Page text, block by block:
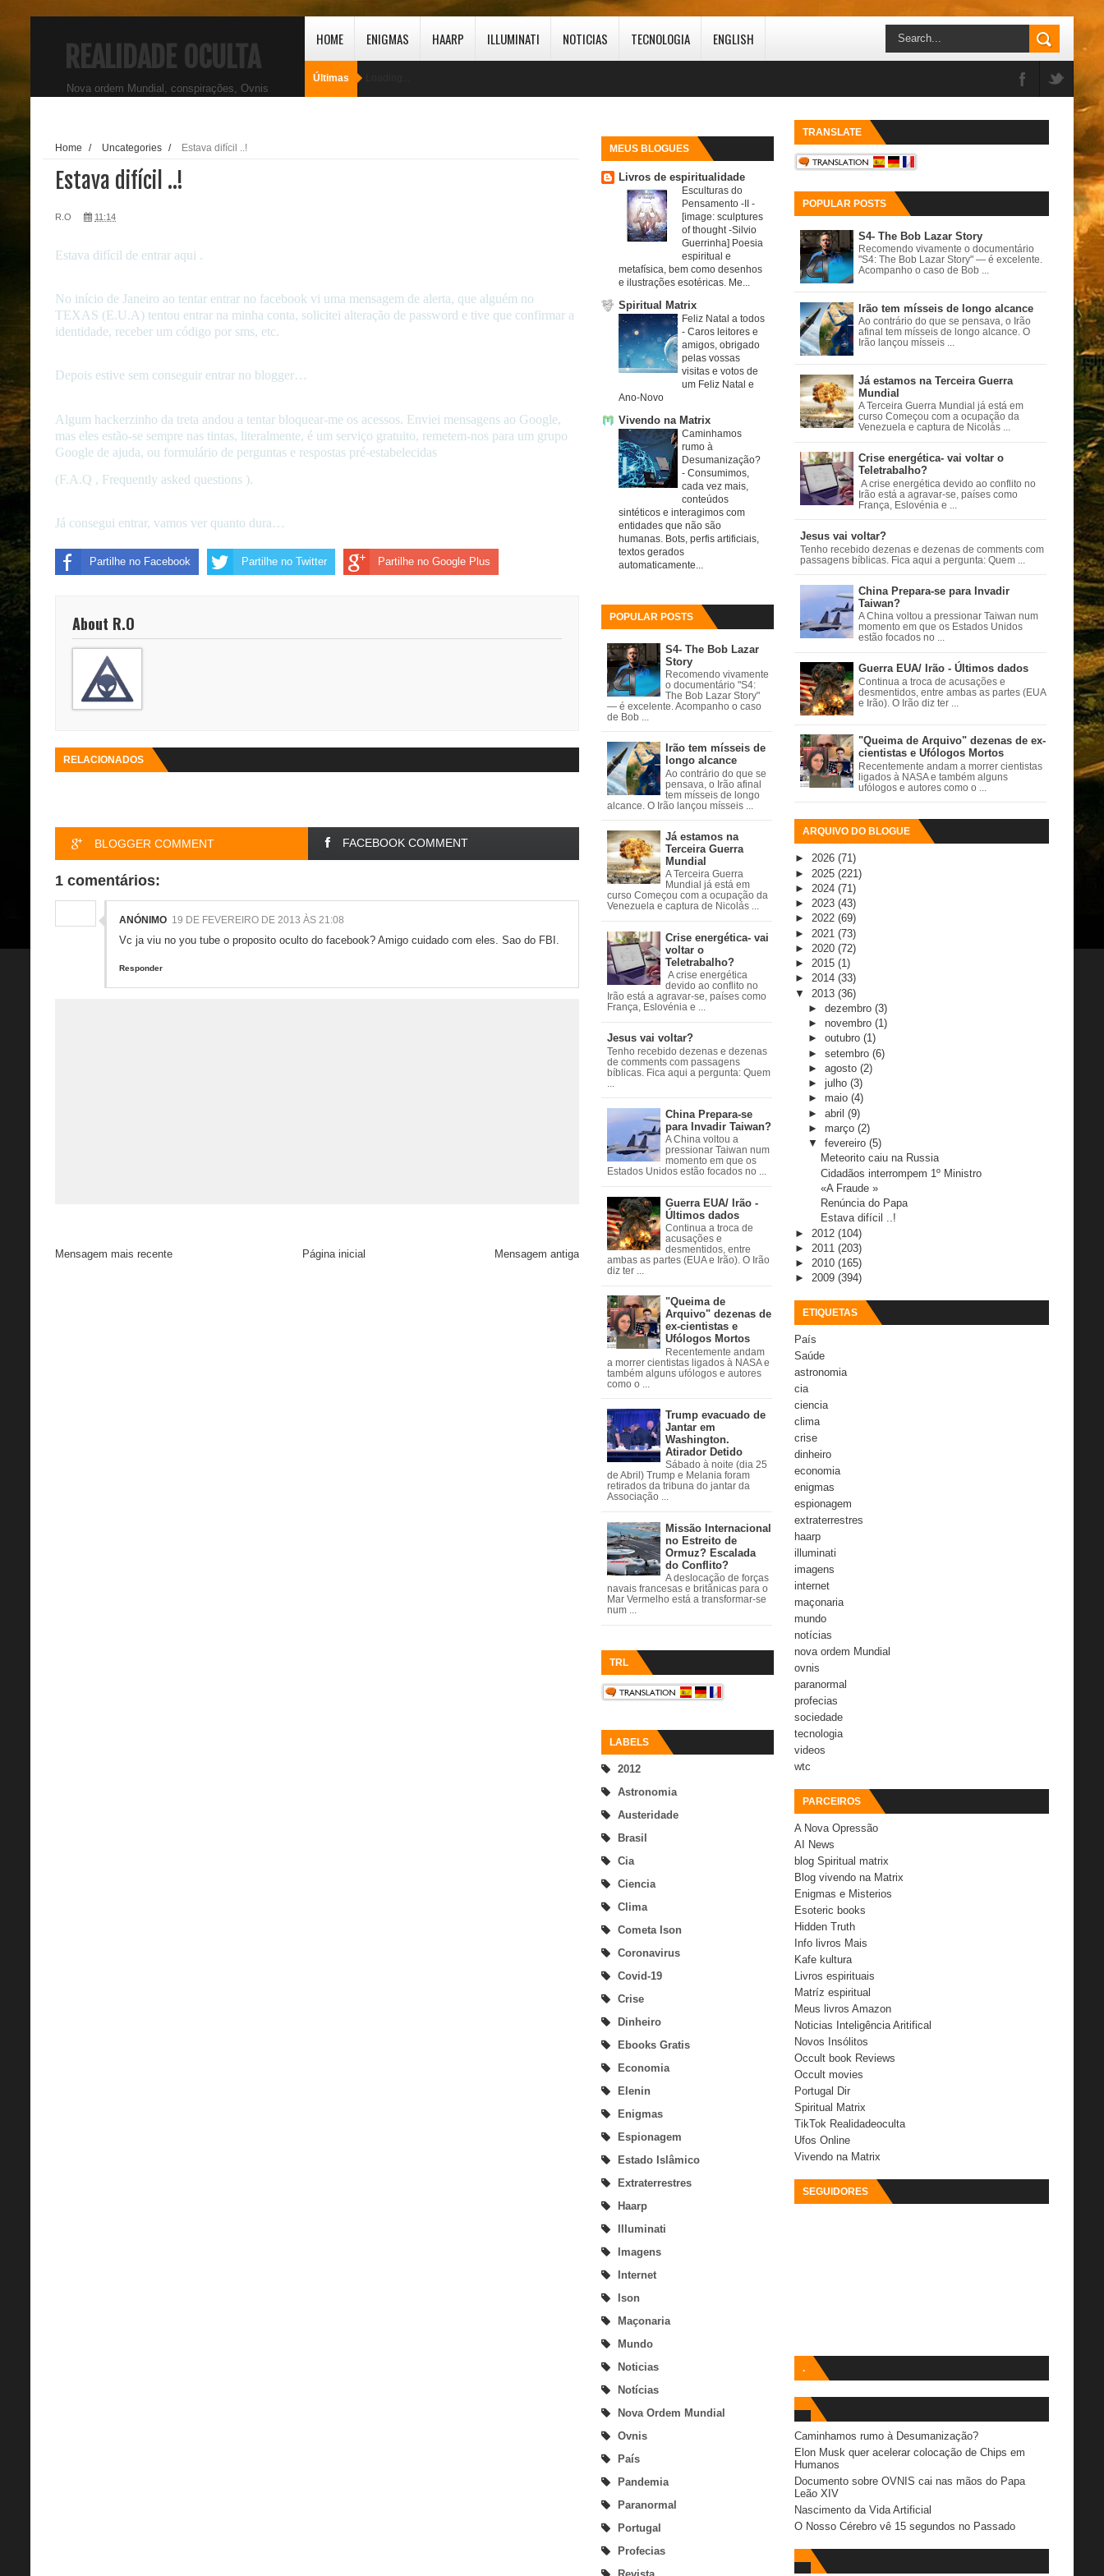
REALIDADE OCULTA
Nova ordem Mundial, conspirações, Ovnis
HOME ENIGMAS HAARP ILLUMINATI NOTICIAS TECNOLOGIA ENGLISH
Últimas
MEUS BLOGUES
Livros de espiritualidade
Esculturas do
Pensamento -II -
[image: sculptures
of thought -Silvio
Guerrinha] Poesia
espiritual e
metafísica, bem como desenhos
e ilustrações esotéricas. Me...
Spiritual Matrix
Feliz Natal a todos
- Caros leitores e
amigos, obrigado
pelas vossas
visitas e votos de
um Feliz Natal e
Ano-Novo
Vivendo na Matrix
Caminhamos
rumo à
Desumanização?
- Consumimos,
cada vez mais,
conteúdos
sintéticos e interagimos com
entidades que não são
humanas. Bots, perfis artificiais,
textos gerados
automaticamente...
POPULAR POSTS
S4- The Bob Lazar
Story
Recomendo vivamente
o documentário "S4:
The Bob Lazar Story"
— é excelente. Acompanho o caso
de Bob ...
Irão tem mísseis de
longo alcance
Ao contrário do que se
pensava, o Irão afinal
tem mísseis de longo
alcance. O Irão lançou mísseis ...
Já estamos na
Terceira Guerra
Mundial
A Terceira Guerra
Mundial já está em
curso Começou com a ocupação da
Venezuela e captura de Nicolás ...
Crise energética- vai
voltar o
Teletrabalho?
A crise energética
devido ao conflito no
Irão está a agravar-se, países como
França, Eslovénia e ...
Jesus vai voltar?
Tenho recebido dezenas e dezenas
de comments com passagens
bíblicas. Fica aqui a pergunta: Quem
China Prepara-se
para Invadir Taiwan?
A China voltou a
pressionar Taiwan num
momento em que os
Estados Unidos estão focados no ...
Guerra EUA/ Irão -
Últimos dados
Continua a troca de
acusações e
desmentidos, entre
ambas as partes (EUA e Irão). O Irão
diz ter ...
"Queima de
Arquivo" dezenas de
ex-cientistas e
Ufólogos Mortos
Recentemente andam
a morrer cientistas ligados à NASA e
também alguns ufólogos e autores
como o ...
Trump evacuado de
Jantar em
Washington.
Atirador Detido
Sábado à noite (dia 25
de Abril) Trump e Melania foram
retirados da tribuna do jantar da
Associação ...
Missão Internacional
no Estreito de
Ormuz? Escalada
do Conflito?
A deslocação de forças
navais francesas e britânicas para o
Mar Vermelho está a transformar-se
num ...
TRL
LABELS
2012
Astronomia
Austeridade
Brasil
Cia
Ciencia
Clima
Cometa Ison
Coronavirus
Covid-19
Crise
Dinheiro
Ebooks Gratis
Economia
Elenin
Enigmas
Espionagem
Estado Islâmico
Extraterrestres
Haarp
Illuminati
Imagens
Internet
Ison
Maçonaria
Mundo
Noticias
Notícias
Nova Ordem Mundial
Ovnis
País
Pandemia
Paranormal
Portugal
Profecias
Home / Uncategories / Estava difícil ..!
Estava difícil ..!
R.O 11:14
Estava difícil de entrar aqui .
No início de Janeiro ao tentar entrar no facebook vi uma mensagem de alerta, que alguém no
TEXAS (E.U.A) tentou entrar na minha conta, solicitei alteração de password e tive que confirmar a
identidade, receber um código por sms, etc.
Depois estive sem conseguir entrar no blogger…
Algum hackerzinho da treta andou a tentar bloquear-me os acessos. Enviei mensagens ao Google,
mas eles estão-se sempre nas tintas, literalmente, é um serviço gratuito, remetem-nos para um grupo
Google de ajuda, ou formulário de perguntas e respostas pré-estabelecidas
(F.A.Q , Frequently asked questions ).
Já consegui entrar, vamos ver quanto dura…
Partilhe no Facebook Partilhe no Twitter Partilhe no Google Plus
About R.O
RELACIONADOS
BLOGGER COMMENT FACEBOOK COMMENT
1 comentários:
ANÓNIMO 19 DE FEVEREIRO DE 2013 ÀS 21:08
Vc ja viu no you tube o proposito oculto do facebook? Amigo cuidado com eles. Sao do FBI.
Responder
Mensagem mais recente Mensagem antiga
Página inicial
TRANSLATE
POPULAR POSTS
S4- The Bob Lazar Story
Recomendo vivamente o documentário
"S4: The Bob Lazar Story" — é excelente.
Acompanho o caso de Bob ...
Irão tem mísseis de longo alcance
Ao contrário do que se pensava, o Irão
afinal tem mísseis de longo alcance. O
Irão lançou mísseis ...
Já estamos na Terceira Guerra
Mundial
A Terceira Guerra Mundial já está em
curso Começou com a ocupação da
Venezuela e captura de Nicolás ...
Crise energética- vai voltar o
Teletrabalho?
A crise energética devido ao conflito no
Irão está a agravar-se, países como
França, Eslovénia e ...
Jesus vai voltar?
Tenho recebido dezenas e dezenas de comments com
passagens bíblicas. Fica aqui a pergunta: Quem ...
China Prepara-se para Invadir
Taiwan?
A China voltou a pressionar Taiwan num
momento em que os Estados Unidos
estão focados no ...
Guerra EUA/ Irão - Últimos dados
Continua a troca de acusações e
desmentidos, entre ambas as partes (EUA
e Irão). O Irão diz ter ...
"Queima de Arquivo" dezenas de ex-
cientistas e Ufólogos Mortos
Recentemente andam a morrer cientistas
ligados à NASA e também alguns
ufólogos e autores como o ...
ARQUIVO DO BLOGUE
► 2026 (71)
► 2025 (221)
► 2024 (71)
► 2023 (43)
► 2022 (69)
► 2021 (73)
► 2020 (72)
► 2015 (1)
► 2014 (33)
▼ 2013 (36)
► dezembro (3)
► novembro (1)
► outubro (1)
► setembro (6)
► agosto (2)
► julho (3)
► maio (4)
► abril (9)
► março (2)
▼ fevereiro (5)
Meteorito caiu na Russia
Cidadãos interrompem 1º Ministro
«A Fraude »
Renúncia do Papa
Estava difícil ..!
► 2012 (104)
► 2011 (203)
► 2010 (165)
► 2009 (394)
ETIQUETAS
País
Saúde
astronomia
cia
ciencia
clima
crise
dinheiro
economia
enigmas
espionagem
extraterrestres
haarp
illuminati
imagens
internet
maçonaria
mundo
notícias
nova ordem Mundial
ovnis
paranormal
profecias
sociedade
tecnologia
videos
wtc
PARCEIROS
A Nova Opressão
AI News
blog Spiritual matrix
Blog vivendo na Matrix
Enigmas e Misterios
Esoteric books
Hidden Truth
Info livros Mais
Kafe kultura
Livros espirituais
Matríz espiritual
Meus livros Amazon
Noticias Inteligência Aritifical
Novos Insólitos
Occult book Reviews
Occult movies
Portugal Dir
Spiritual Matrix
TikTok Realidadeoculta
Ufos Online
Vivendo na Matrix
SEGUIDORES
.
Caminhamos rumo à Desumanização?
Elon Musk quer acelerar colocação de Chips em
Humanos
Documento sobre OVNIS cai nas mãos do Papa
Leão XIV
Nascimento da Vida Artificial
O Nosso Cérebro vê 15 segundos no Passado